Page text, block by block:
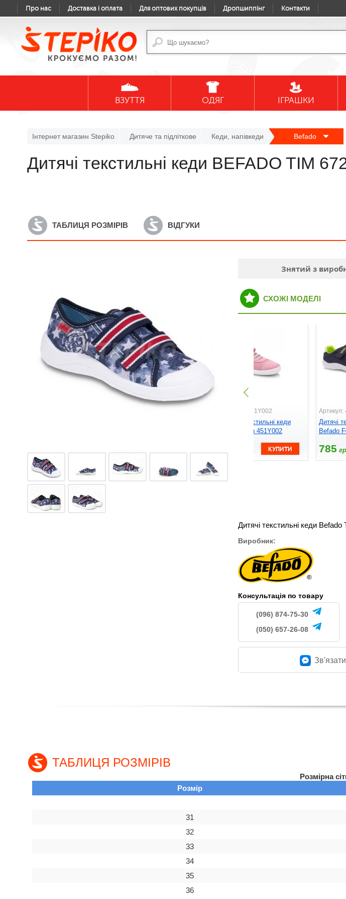
Про нас Доставка і оплата Для оптових покупців Дропшиппінг Контакти
ВЗУТТЯ ОДЯГ ІГРАШКИ
Інтернет магазин Stepiko Дитяче та підліткове Кеди, напівкеди Befado
Дитячі текстильні кеди BEFADO TIM
ТАБЛИЦЯ РОЗМІРІВ ВІДГУКИ
Знятий з
СХОЖІ МОДЕЛІ
Артикул: 451Y002
Дитячі текстильні кеди
Befado Fun 451Y002
грн.
Артикул:
Дитячі
Befado
785
Дитячі текстильні кеди
Виробник:
Консультація по товару
(096) 874-75-30
(050) 657-26-08
ТАБЛИЦЯ РОЗМІРІВ
Розмірна
Розмір
31
32
33
34
35
36